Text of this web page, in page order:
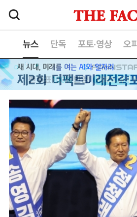
뉴스 단독 포토·영상 오